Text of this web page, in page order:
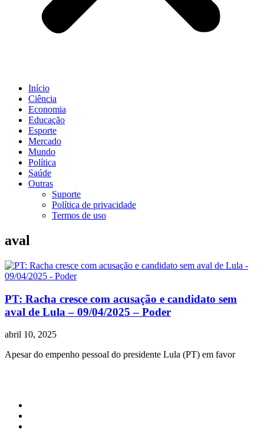
Início
Ciência
Economia
Educação
Esporte
Mercado
Mundo
Política
Saúde
Outras
Suporte
Política de privacidade
Termos de uso
aval
PT: Racha cresce com acusação e candidato sem
aval de Lula – 09/04/2025 – Poder
abril 10, 2025
Apesar do empenho pessoal do presidente Lula (PT) em favor